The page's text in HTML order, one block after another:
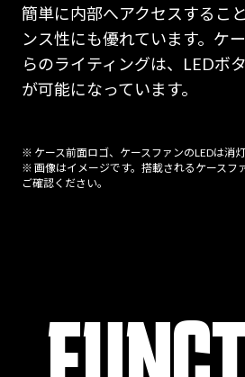
簡単に内部へアクセスするこ
ンス性にも優れています。ケ
らのライティングは、LEDボ
が可能になっています。
※ ケース前面ロゴ、ケースファンのLEDは消灯
※ 画像はイメージです。搭載されるケースフ
ご確認ください。